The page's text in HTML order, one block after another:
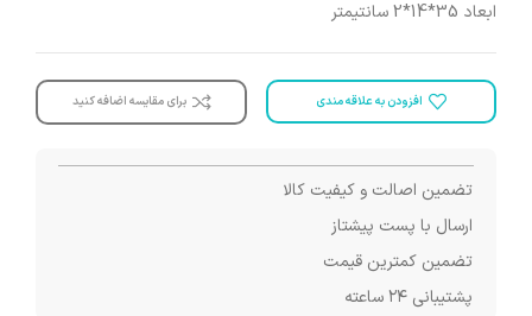
ابعاد 35*14*2 سانتیمتر
افزودن به علاقه مندی برای مقایسه اضافه کنید
تضمین اصالت و کیفیت کالا
ارسال با پست پیشتاز
تضمین کمترین قیمت
پشتیبانی ۲۴ ساعته